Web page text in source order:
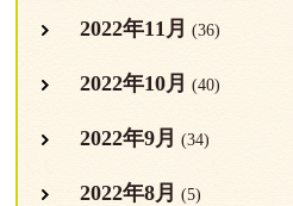
2022年11月 (36)
2022年10月 (40)
2022年9月 (34)
2022年8月 (5)